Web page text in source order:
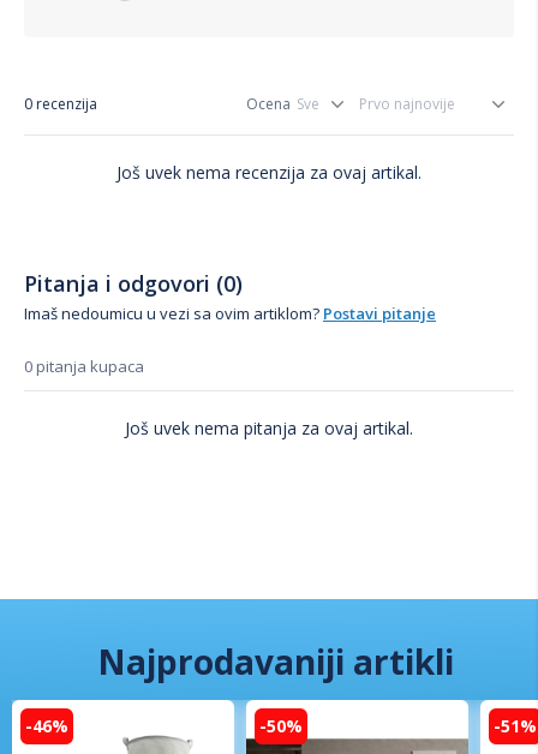
0 recenzija Ocena
Još uvek nema recenzija za ovaj artikal.
Pitanja i odgovori (0)
Imaš nedoumicu u vezi sa ovim artiklom? Postavi pitanje
0 pitanja kupaca
Još uvek nema pitanja za ovaj artikal.
Najprodavaniji artikli
-46% -50% -51%